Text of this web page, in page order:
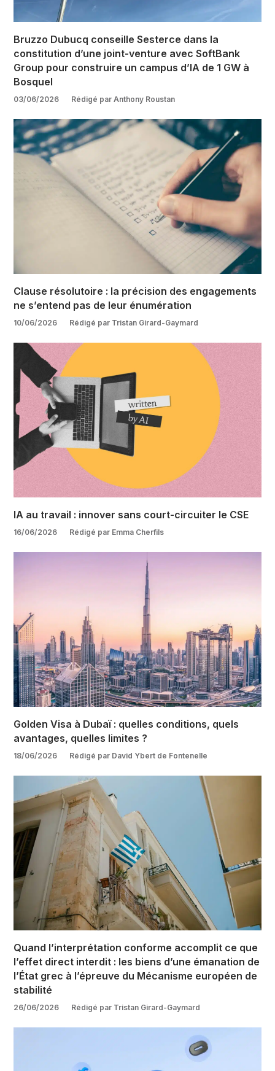
Quand l’interprétation conforme accomplit ce que
l’effet direct interdit : les biens d’une émanation de
l’État grec à l’épreuve du Mécanisme européen de
stabilité
26/06/2026 Rédigé par Tristan Girard-Gaymard
Golden Visa à Dubaï : quelles conditions, quels
avantages, quelles limites ?
18/06/2026 Rédigé par David Ybert de Fontenelle
IA au travail : innover sans court-circuiter le CSE
16/06/2026 Rédigé par Emma Cherfils
Clause résolutoire : la précision des engagements
ne s’entend pas de leur énumération
10/06/2026 Rédigé par Tristan Girard-Gaymard
Bruzzo Dubucq conseille Sesterce dans la
constitution d’une joint-venture avec SoftBank
Group pour construire un campus d’IA de 1 GW à
Bosquel
03/06/2026 Rédigé par Anthony Roustan